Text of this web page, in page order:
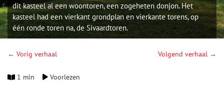
dit kasteel al een woontoren, een zogeheten donjon. Het
kasteel had een vierkant grondplan en vierkante torens, op
één ronde toren na, de Sivaardtoren.
← Vorig verhaal Volgend verhaal →
1 min Voorlezen